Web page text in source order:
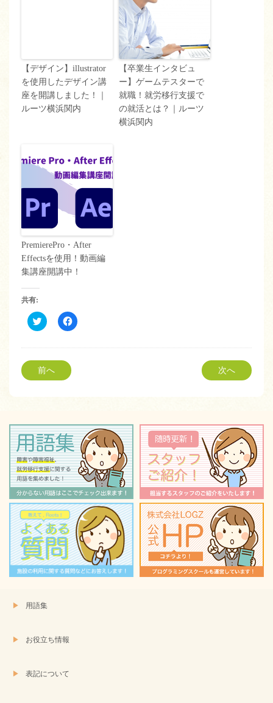
【デザイン】illustrator
を使用したデザイン講
座を開講しました！｜
ルーツ横浜関内
【卒業生インタビュ
ー】ゲームテスターで
就職！就労移行支援で
の就活とは？｜ルーツ
横浜関内
PremierePro・After
Effectsを使用！動画編
集講座開講中！
共有:
ク
リ
し
て
Twitter
で
共
ウ
ィ
ン
ド
ウ
で
開
き
ま
す)
Facebook
で
す
て
く
だ
さ
い
(新
し
い
ウ
ィ
ン
ド
ウ
で
開
き
ま
す)
前へ 次へ
用語集
お役立ち情報
表記について